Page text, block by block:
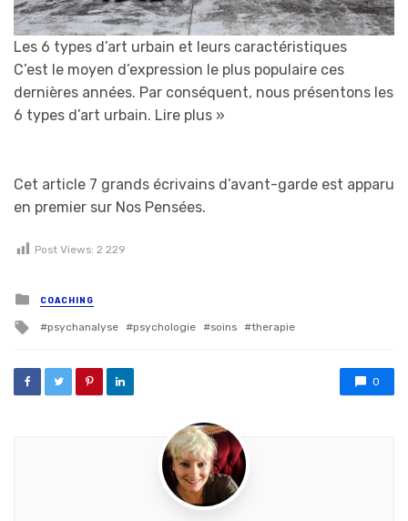
Les 6 types d’art urbain et leurs caractéristiques
C’est le moyen d’expression le plus populaire ces
dernières années. Par conséquent, nous présentons les
6 types d’art urbain. Lire plus »
Cet article 7 grands écrivains d’avant-garde est apparu
en premier sur Nos Pensées.
Post Views: 2 229
Posted in
COACHING
Tagged with
psychanalyse psychologie soins therapie
0